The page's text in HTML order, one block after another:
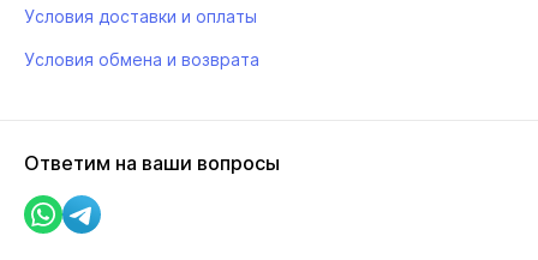
Условия доставки и оплаты
Условия обмена и возврата
Ответим на ваши вопросы